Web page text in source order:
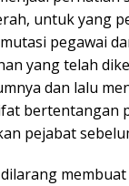
untuk yang
pegawai
yang telah
dan lalu
bertentangan
pejabat